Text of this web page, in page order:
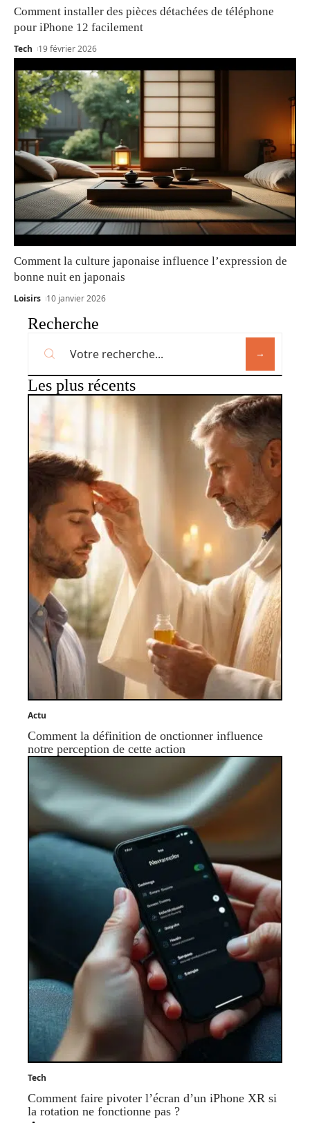
Comment installer des pièces détachées de téléphone
pour iPhone 12 facilement
Tech 19 février 2026
Comment la culture japonaise influence l’expression de
bonne nuit en japonais
Loisirs 10 janvier 2026
Recherche
Les plus récents
Actu
Comment la définition de onctionner influence
notre perception de cette action
Tech
Comment faire pivoter l’écran d’un iPhone XR si
la rotation ne fonctionne pas ?